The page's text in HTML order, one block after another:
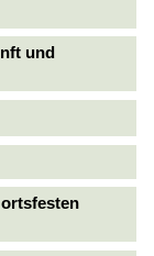
und